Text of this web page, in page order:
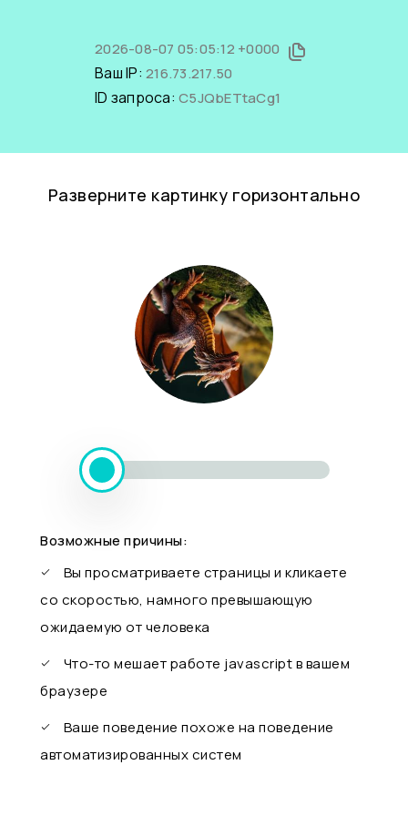
2026-08-07 05:05:12 +0000
Ваш IP: 216.73.217.50
ID запроса: C5JQbETtaCg1
Разверните картинку горизонтально
Возможные причины:
Вы просматриваете страницы и кликаете
со скоростью, намного превышающую
ожидаемую от человека
Что-то мешает работе javascript в вашем
браузере
Ваше поведение похоже на поведение
автоматизированных систем